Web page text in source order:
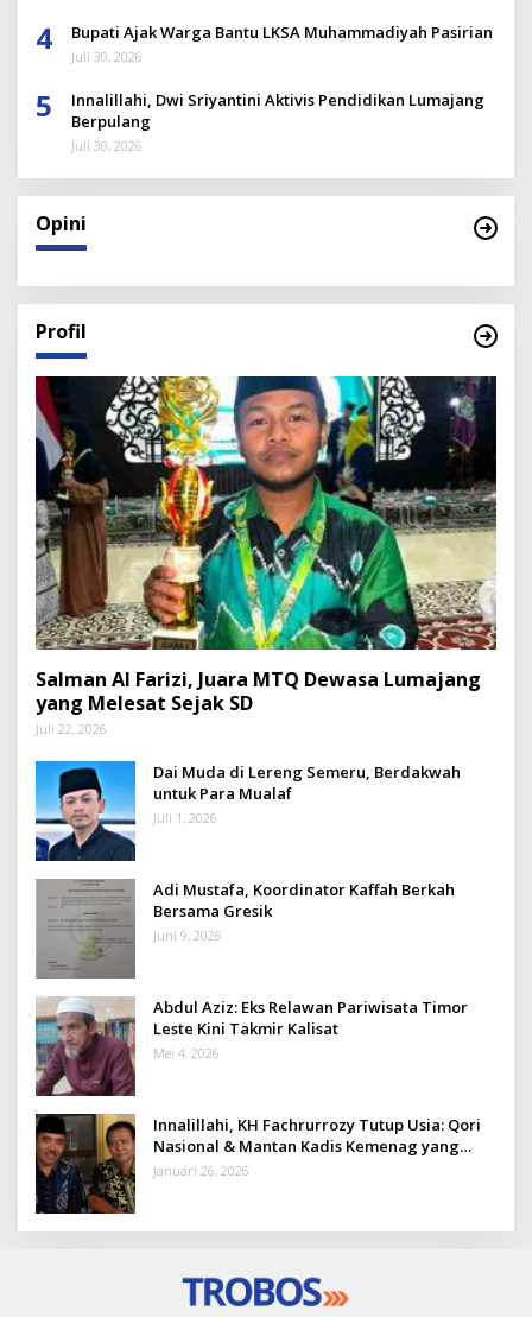
4 Bupati Ajak Warga Bantu LKSA Muhammadiyah Pasirian
Juli 30, 2026
5
Innalillahi, Dwi Sriyantini Aktivis Pendidikan Lumajang
Berpulang
Juli 30, 2026
Opini
Profil
Salman Al Farizi, Juara MTQ Dewasa Lumajang
yang Melesat Sejak SD
Juli 22, 2026
Dai Muda di Lereng Semeru, Berdakwah
untuk Para Mualaf
Juli 1, 2026
Adi Mustafa, Koordinator Kaffah Berkah
Bersama Gresik
Juni 9, 2026
Abdul Aziz: Eks Relawan Pariwisata Timor
Leste Kini Takmir Kalisat
Mei 4, 2026
Innalillahi, KH Fachrurrozy Tutup Usia: Qori
Nasional & Mantan Kadis Kemenag yang
Penuh Teladan
Januari 26, 2026